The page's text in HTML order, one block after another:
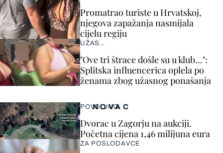
Promatrao turiste u Hrvatskoj,
njegova zapažanja nasmijala
cijelu regiju
UŽAS…
"Ove tri štrace došle su u klub…":
Splitska influencerica oplela po
ženama zbog užasnog ponašanja
NOVAC
POVOLJNO
Dvorac u Zagorju na aukciji.
Početna cijena 1,46 milijuna eura
ZA POSLODAVCE